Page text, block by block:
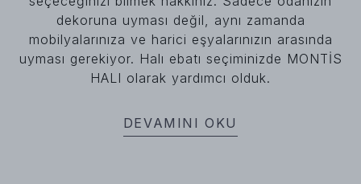
dekoruna uyması değil, aynı zamanda
mobilyalarınıza ve harici eşyalarınızın arasında
uyması gerekiyor. Halı ebatı seçiminizde MONTİS
HALI olarak yardımcı olduk.
DEVAMINI OKU